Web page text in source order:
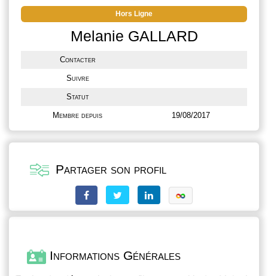
Hors Ligne
Melanie GALLARD
Contacter
Suivre
Statut
Membre depuis 19/08/2017
Partager son profil
Informations Générales